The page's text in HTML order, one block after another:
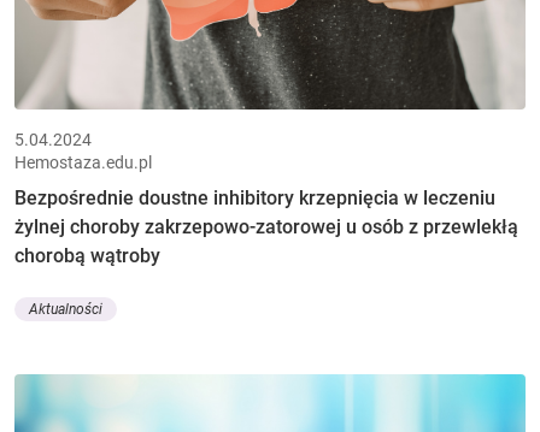
5.04.2024
Hemostaza.edu.pl
Bezpośrednie doustne inhibitory krzepnięcia w leczeniu
żylnej choroby zakrzepowo-zatorowej u osób z przewlekłą
chorobą wątroby
Aktualności